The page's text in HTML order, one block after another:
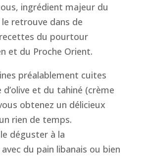
ingrédient majeur du
retrouve dans de
du pourtour
et du Proche Orient.
préalablement cuites
d’olive et du tahiné (crème
obtenez un délicieux
rien de temps.
déguster à la
du pain libanais ou bien